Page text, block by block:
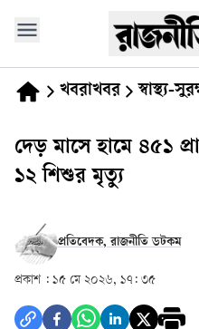
খবরাখবর স্বাস্থ্য-
দেড় মাসে হামে ৪৫১
১২ শিশুর মৃত্যু
প্রতিবেদক, রাজনীতি ডটকম
প্রকাশ : ১৫ মে ২০২৬, ১৭: ৩৫